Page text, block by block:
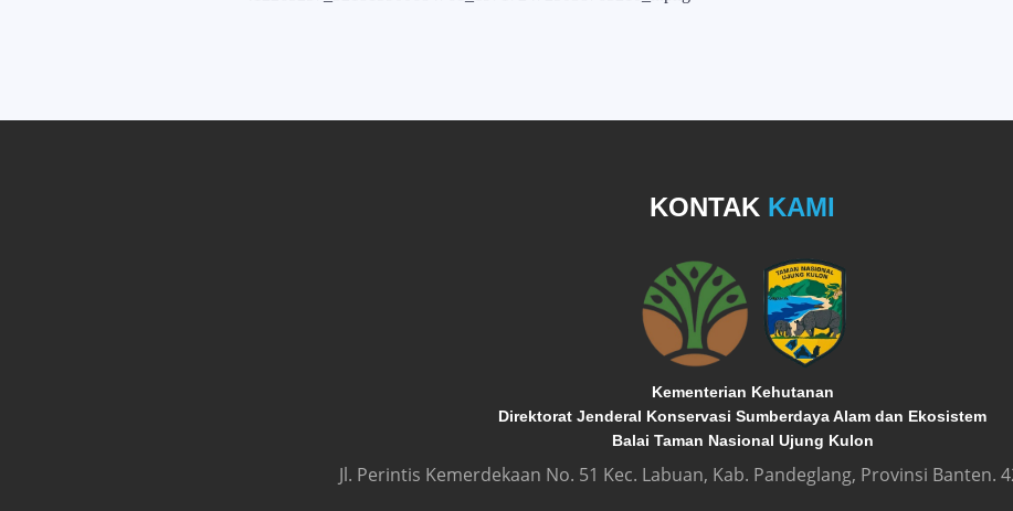
KONTAK KAMI
Kementerian Kehutanan
Direktorat Jenderal Konservasi Sumberdaya Alam dan Ekosistem
Balai Taman Nasional Ujung Kulon
Jl. Perintis Kemerdekaan No. 51 Kec. Labuan, Kab. Pandeglang, Provinsi Banten.